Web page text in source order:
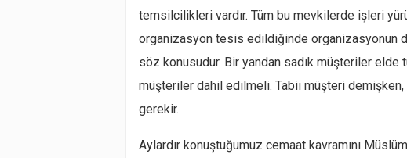
temsilcilikleri vardır. Tüm bu mevkilerde işleri
organizasyon tesis edildiğinde organizasyonun
söz konusudur. Bir yandan sadık müşteriler
müşteriler dahil edilmeli. Tabii müşteri
gerekir.
Aylardır konuştuğumuz cemaat kavramını